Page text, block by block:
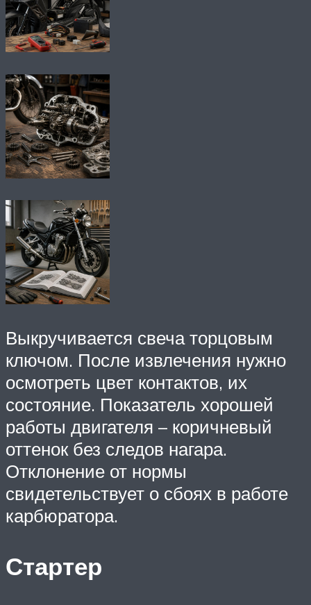
Выкручивается свеча торцовым
ключом. После извлечения нужно
осмотреть цвет контактов, их
состояние. Показатель хорошей
работы двигателя – коричневый
оттенок без следов нагара.
Отклонение от нормы
свидетельствует о сбоях в работе
карбюратора.
Стартер